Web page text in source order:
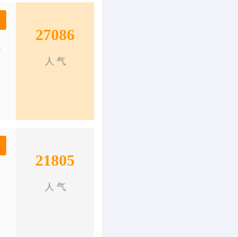
27086
人 气
21805
人 气